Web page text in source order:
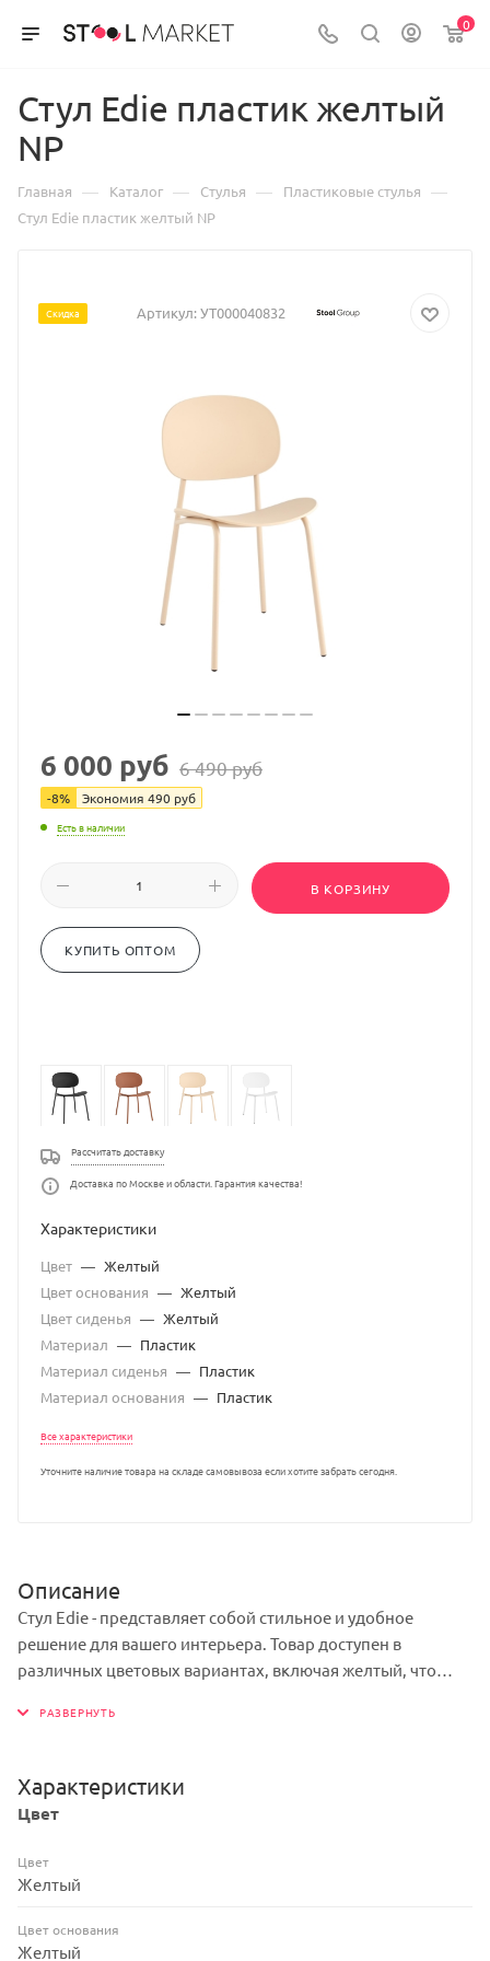
0
Стул Edie пластик желтый
NP
Главная — Каталог — Стулья — Пластиковые стулья —
Стул Edie пластик желтый NP
Скидка Артикул:УТ000040832
6 000 руб 6 490руб
-8% Экономия 490 руб
Есть в наличии
В КОРЗИНУ
КУПИТЬ ОПТОМ
Рассчитать доставку
Доставка по Москве и области. Гарантия качества!
Характеристики
Цвет — Желтый
Цвет основания — Желтый
Цвет сиденья — Желтый
Материал — Пластик
Материал сиденья — Пластик
Материал основания — Пластик
Все характеристики
Уточните наличие товара на складе самовывоза если хотите забрать сегодня.
Описание
Стул Edie - представляет собой стильное и удобное
решение для вашего интерьера. Товар доступен в
различных цветовых вариантах, включая желтый, что
и предпочтения. Каркас изделия - пластик, обеспечивает
Благодаря своей уникальности товар легко впишется в
любой интерьер и станет отличным дополнением к
Характеристики
Цвет
Цвет
Желтый
Цвет основания
Желтый